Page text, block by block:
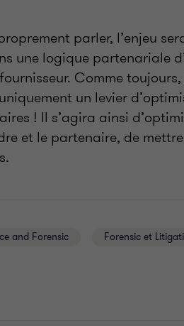
parler, l’enjeu
une logique partenariale
Comme
un levier
! Il s’agira ainsi
et le partenaire, de
and Forensic Forensic et